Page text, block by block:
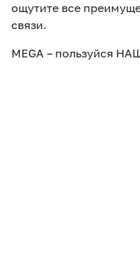
ощутите все
связи.
MEGA – пользуйся